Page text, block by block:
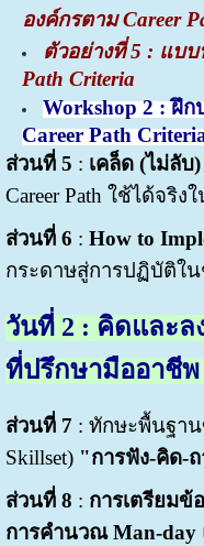
องค์กรตาม Career
ตัวอย่างที่5 : แบบ
Path Criteria
Workshop 2 : ฝึ
Career Path
ส่วนที่ 5 : เคล็ด (ไม่ลับ
Career Path ใช้ได้จริง
ส่วนที่ 6 : How to
กระดาษสู่การปฏิบัติใ
วันที่2 : คิดและล
ที่ปรึกษามืออาชีพ
ส่วนที่ 7 : ทักษะพื้นฐาน
Skillset) "การฟัง-คิด-
ส่วนที่ 8 : การเตรียมข้
การคำนวณ Man-day